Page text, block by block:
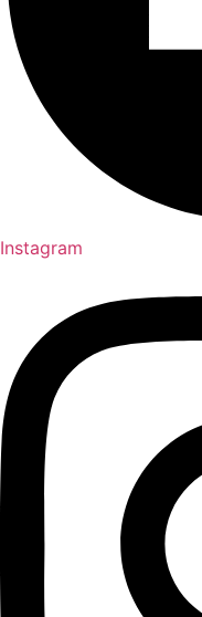
Instagram